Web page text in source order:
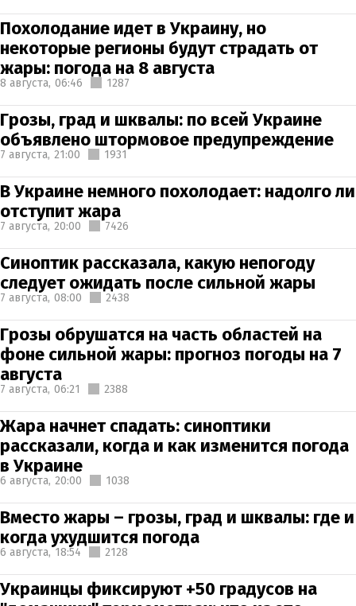
Похолодание идет в Украину, но
некоторые регионы будут страдать от
жары: погода на 8 августа
8 августа, 06:46 1287
Грозы, град и шквалы: по всей Украине
объявлено штормовое предупреждение
7 августа, 21:00 1931
В Украине немного похолодает: надолго ли
отступит жара
7 августа, 20:00 7426
Синоптик рассказала, какую непогоду
следует ожидать после сильной жары
7 августа, 08:00 2438
Грозы обрушатся на часть областей на
фоне сильной жары: прогноз погоды на 7
августа
7 августа, 06:21 2388
Жара начнет спадать: синоптики
рассказали, когда и как изменится погода
в Украине
6 августа, 20:00 1038
Вместо жары – грозы, град и шквалы: где и
когда ухудшится погода
6 августа, 18:54 2128
Украинцы фиксируют +50 градусов на